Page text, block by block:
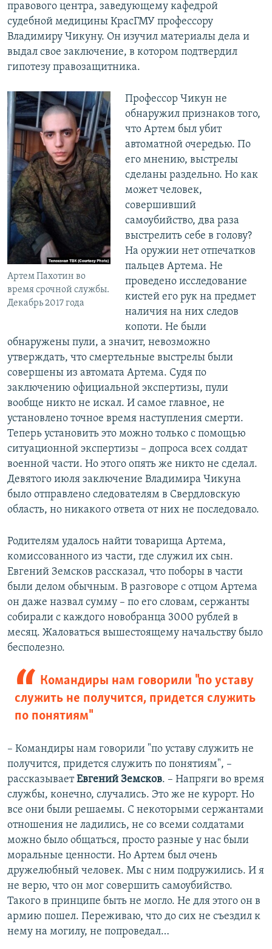
правового центра, заведующему кафедрой
судебной медицины КрасГМУ профессору
Владимиру Чикуну. Он изучил материалы дела и
выдал свое заключение, в котором подтвердил
гипотезу правозащитника.
Артем Пахотин во
время срочной службы.
Декабрь 2017 года
Профессор Чикун не
обнаружил признаков того,
что Артем был убит
автоматной очередью. По
его мнению, выстрелы
сделаны раздельно. Но как
может человек,
совершивший
самоубийство, два раза
выстрелить себе в голову?
На оружии нет отпечатков
пальцев Артема. Не
проведено исследование
кистей его рук на предмет
наличия на них следов
копоти. Не были
обнаружены пули, а значит, невозможно
утверждать, что смертельные выстрелы были
совершены из автомата Артема. Судя по
заключению официальной экспертизы, пули
вообще никто не искал. И самое главное, не
установлено точное время наступления смерти.
Теперь установить это можно только с помощью
ситуационной экспертизы – допроса всех солдат
военной части. Но этого опять же никто не сделал.
Девятого июля заключение Владимира Чикуна
было отправлено следователям в Свердловскую
область, но никакого ответа от них не последовало.
Родителям удалось найти товарища Артема,
комиссованного из части, где служил их сын.
Евгений Земсков рассказал, что поборы в части
были делом обычным. В разговоре с отцом Артема
он даже назвал сумму – по его словам, сержанты
собирали с каждого новобранца 3000 рублей в
месяц. Жаловаться вышестоящему начальству было
бесполезно.
Командиры нам говорили "по уставу
служить не получится, придется служить
по понятиям"
– Командиры нам говорили "по уставу служить не
получится, придется служить по понятиям", –
рассказываетЕвгений Земсков. – Напряги во время
службы, конечно, случались. Это же не курорт. Но
все они были решаемы. С некоторыми сержантами
отношения не ладились, не со всеми солдатами
можно было общаться, просто разные у нас были
моральные ценности. Но Артем был очень
дружелюбный человек. Мы с ним подружились. И я
не верю, что он мог совершить самоубийство.
Такого в принципе быть не могло. Не для этого он в
армию пошел. Переживаю, что до сих не съездил к
нему на могилу, не попроведал…